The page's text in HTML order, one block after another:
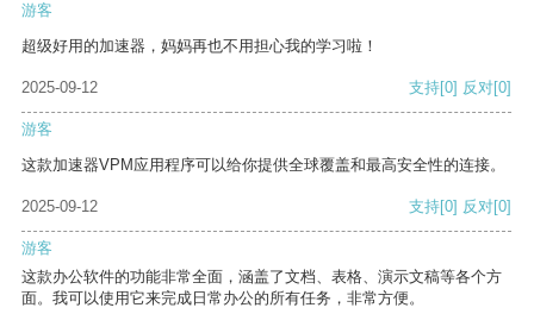
游客
超级好用的加速器，妈妈再也不用担心我的学习啦！
2025-09-12 支持[0] 反对[0]
游客
这款加速器VPM应用程序可以给你提供全球覆盖和最高安全性的连接。
2025-09-12 支持[0] 反对[0]
游客
这款办公软件的功能非常全面，涵盖了文档、表格、演示文稿等各个方
面。我可以使用它来完成日常办公的所有任务，非常方便。